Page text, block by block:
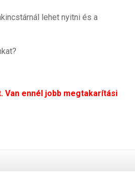
lehet nyitni és a
Van ennél jobb megtakarítási